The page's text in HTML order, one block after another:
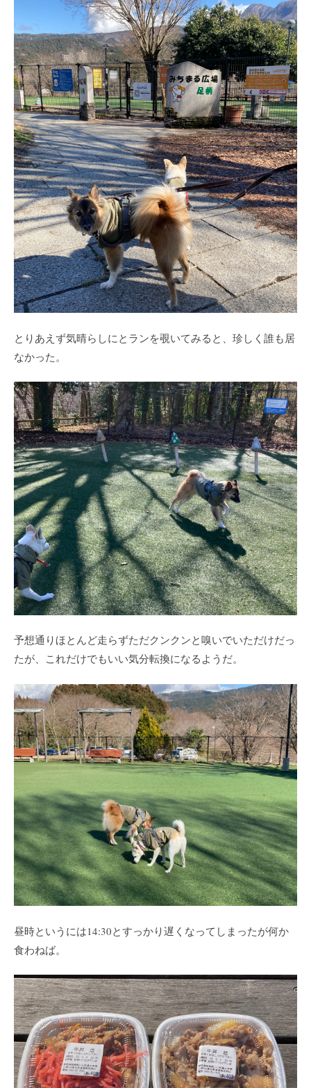
とりあえず気晴らしにとランを覗いてみると、珍しく誰も居
なかった。
予想通りほとんど走らずただクンクンと嗅いでいただけだっ
たが、これだけでもいい気分転換になるようだ。
昼時というには14:30とすっかり遅くなってしまったが何か
食わねば。